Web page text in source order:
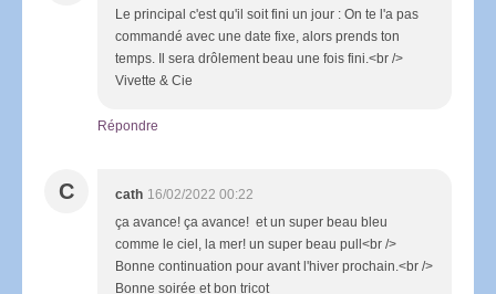
Le principal c'est qu'il soit fini un jour : On te l'a pas
commandé avec une date fixe, alors prends ton
temps. Il sera drôlement beau une fois fini.<br />
Vivette & Cie
Répondre
C cath 16/02/2022 00:22
ça avance! ça avance! et un super beau bleu
comme le ciel, la mer! un super beau pull<br />
Bonne continuation pour avant l'hiver prochain.<br />
Bonne soirée et bon tricot